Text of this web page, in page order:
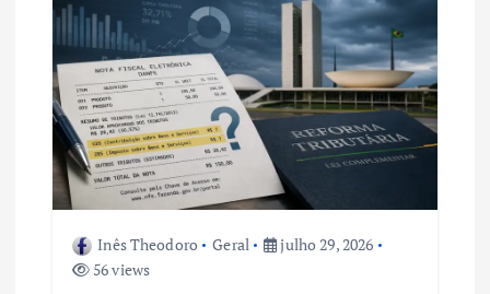
Inês Theodoro Geral
julho 29, 2026
56 views